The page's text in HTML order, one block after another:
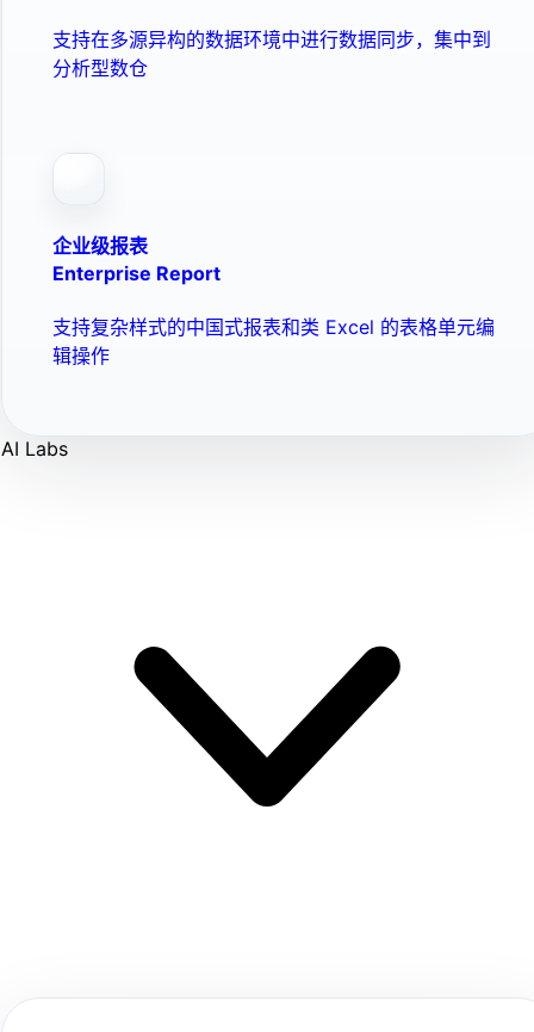
支持在多源异构的数据环境中进行数据同步，集中到
分析型数仓
企业级报表
Enterprise Report
支持复杂样式的中国式报表和类 Excel 的表格单元编
辑操作
AI Labs